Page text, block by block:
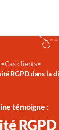
•Cas clients•
RGPD dans la
témoigne :